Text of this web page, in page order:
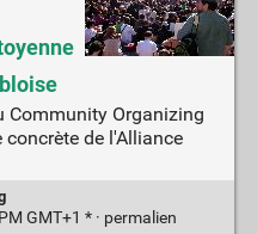
Community Organizing
de l'Alliance
GMT+1 * · permalien